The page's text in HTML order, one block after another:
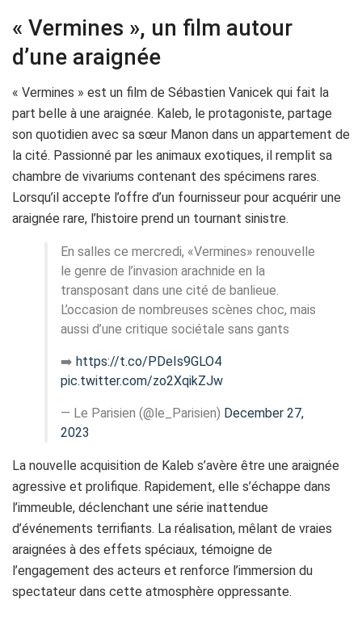
« Vermines », un film autour
d’une araignée
« Vermines » est un film de Sébastien Vanicek qui fait la
part belle à une araignée. Kaleb, le protagoniste, partage
son quotidien avec sa sœur Manon dans un appartement de
la cité. Passionné par les animaux exotiques, il remplit sa
chambre de vivariums contenant des spécimens rares.
Lorsqu’il accepte l’offre d’un fournisseur pour acquérir une
araignée rare, l’histoire prend un tournant sinistre.
En salles ce mercredi, «Vermines» renouvelle
le genre de l’invasion arachnide en la
transposant dans une cité de banlieue.
L’occasion de nombreuses scènes choc, mais
aussi d’une critique sociétale sans gants
➡️ https://t.co/PDeIs9GLO4
pic.twitter.com/zo2XqikZJw
— Le Parisien (@le_Parisien) December 27,
2023
La nouvelle acquisition de Kaleb s’avère être une araignée
agressive et prolifique. Rapidement, elle s’échappe dans
l’immeuble, déclenchant une série inattendue
d’événements terrifiants. La réalisation, mêlant de vraies
araignées à des effets spéciaux, témoigne de
l’engagement des acteurs et renforce l’immersion du
spectateur dans cette atmosphère oppressante.